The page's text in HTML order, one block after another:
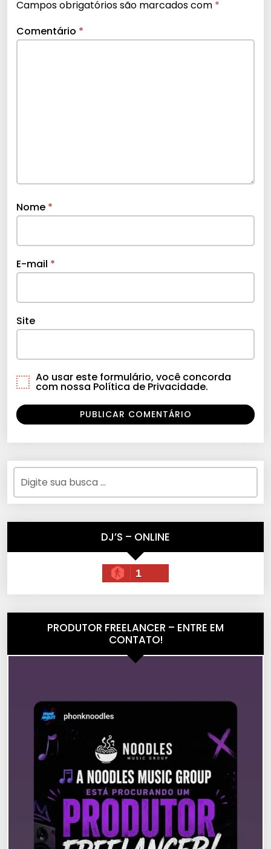
Campos obrigatórios são marcados com *
Comentário *
Nome *
E-mail *
Site
Ao usar este formulário, você concorda
com nossa Política de Privacidade.
DJ’S – ONLINE
1
PRODUTOR FREELANCER – ENTRE EM
CONTATO!